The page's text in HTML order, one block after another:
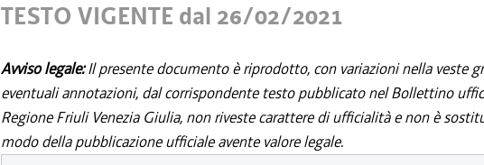
TESTO VIGENTE dal 26/02/2021
Avviso legale:Il presente documento è riprodotto, con variazioni nella veste
eventuali annotazioni, dal corrispondente testo pubblicato nel Bollettino
Regione Friuli Venezia Giulia, non riveste carattere di ufficialità e non è
modo della pubblicazione ufficiale avente valore legale.